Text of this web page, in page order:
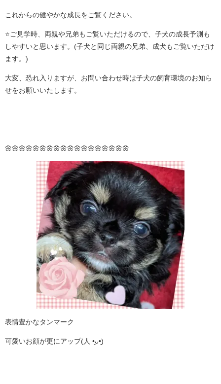
これからの健やかな成長をご覧ください。
⭐️ご見学時、両親や兄弟もご覧いただけるので、子犬の成長予測も
しやすいと思います。(子犬と同じ両親の兄弟、成犬もご覧いただけ
ます。)
大変、恐れ入りますが、お問い合わせ時は子犬の飼育環境のお知ら
せをお願いいたします。
🌼🌼🌼🌼🌼🌼🌼🌼🌼🌼🌼🌼🌼🌼🌼🌼🌼🌼
表情豊かなタンマーク
可愛いお顔が更にアップ(人 •͈ᴗ•͈)